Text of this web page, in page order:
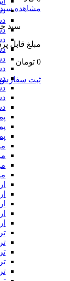
مشاهده
سبد
مبلغ قابل
0 تومان
ثبت